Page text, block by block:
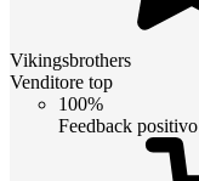
Vikingsbrothers
Venditore top
100%
Feedback positivo